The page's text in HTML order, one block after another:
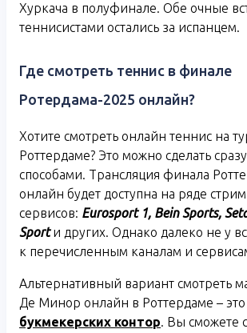
Хуркача в полуфинале. Обе очные
теннисистами остались за испанцем.
Где смотреть теннис в финале
Ротердама-2025 онлайн?
Хотите смотреть онлайн теннис на
Роттердаме? Это можно сделать
способами. Трансляция финала
онлайн будет доступна на ряде
сервисов: Eurosport1, Bein Sports,
Sportи других. Однако далеко не у
к перечисленным каналам и
Альтернативный вариант смотреть
Де Минор онлайн в Роттердаме – это
букмекерских контор. Вы сможете